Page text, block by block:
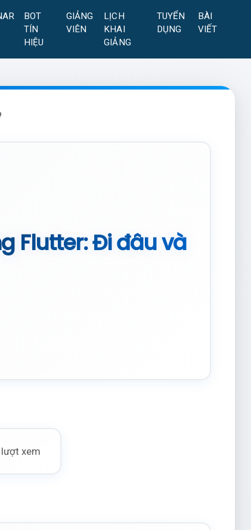
BOT
TÍN
HIỆU
GIẢNG
VIÊN
LỊCH
KHAI
GIẢNG
TUYỂN
DỤNG
BÀI
VIẾT
Flutter: Đi đâu và
xem